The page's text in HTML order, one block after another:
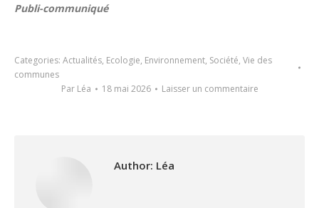
Publi-communiqué
Categories: Actualités, Ecologie, Environnement, Société, Vie des
communes
Par Léa 18 mai 2026 Laisser un commentaire
Author: Léa